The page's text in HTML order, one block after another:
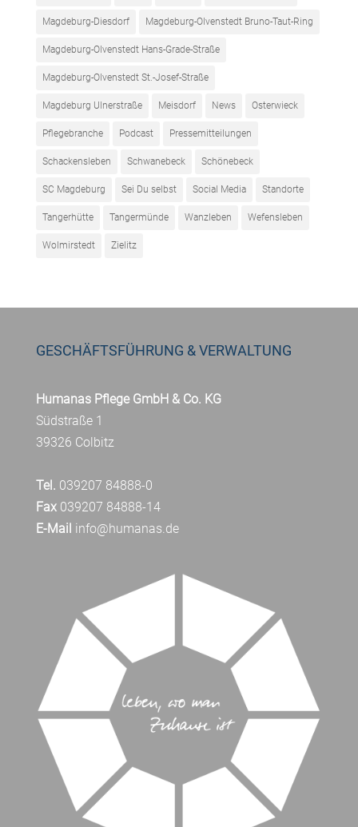
Magdeburg-Diesdorf Magdeburg-Olvenstedt Bruno-Taut-Ring
Magdeburg-Olvenstedt Hans-Grade-Straße
Magdeburg-Olvenstedt St.-Josef-Straße
Magdeburg Ulnerstraße Meisdorf News Osterwieck
Pflegebranche Podcast Pressemitteilungen
Schackensleben Schwanebeck Schönebeck
SC Magdeburg Sei Du selbst Social Media Standorte
Tangerhütte Tangermünde Wanzleben Wefensleben
Wolmirstedt Zielitz
GESCHÄFTSFÜHRUNG & VERWALTUNG
Humanas Pflege GmbH & Co. KG
Südstraße 1
39326 Colbitz
Tel. 039207 84888-0
Fax039207 84888-14
E-Mail info@humanas.de